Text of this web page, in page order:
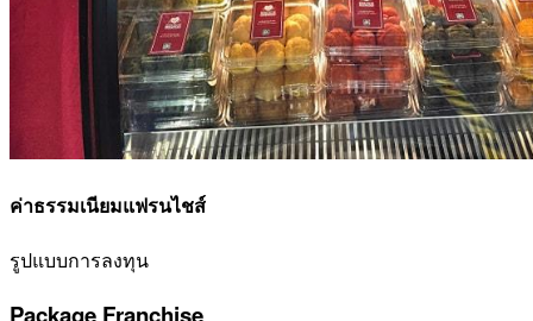
ค่าธรรมเนียมแฟรนไชส์
รูปแบบการลงทุน
Package Franchise